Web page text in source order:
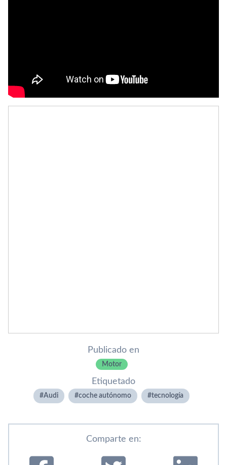
Publicado en
Motor
Etiquetado
Audi coche autónomo tecnologí­a
Comparte en: